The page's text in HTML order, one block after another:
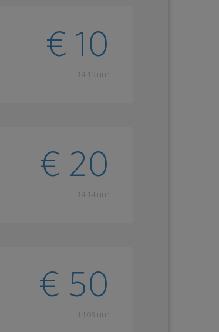
€ 10
14:19 uur
€ 20
14:14 uur
€ 50
14:03 uur